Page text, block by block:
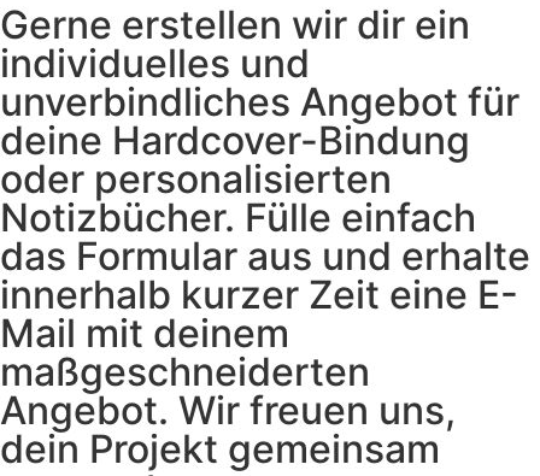
Gerne erstellen wir dir ein
individuelles und
unverbindliches Angebot für
deine Hardcover-Bindung
oder personalisierten
Notizbücher. Fülle einfach
das Formular aus und erhalte
innerhalb kurzer Zeit eine E-
Mail mit deinem
maßgeschneiderten
Angebot. Wir freuen uns,
dein Projekt gemeinsam